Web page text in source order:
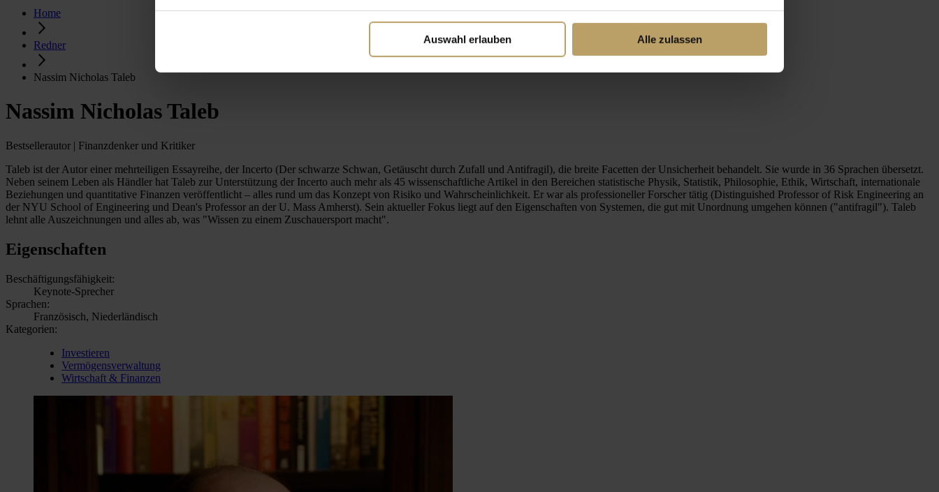
Auswahl erlauben Alle zulassen
Home
Redner
Nassim Nicholas Taleb
Nassim Nicholas Taleb
Bestsellerautor | Finanzdenker und Kritiker
Taleb ist der Autor einer mehrteiligen Essayreihe, der Incerto (Der schwarze Schwan, Getäuscht durch Zufall und Antifragil), die breite Facetten der Unsicherheit behandelt. Sie wurde in 36 Sprachen übersetzt.
Neben seinem Leben als Händler hat Taleb zur Unterstützung der Incerto auch mehr als 45 wissenschaftliche Artikel in den Bereichen statistische Physik, Statistik, Philosophie, Ethik, Wirtschaft, internationale
Beziehungen und quantitative Finanzen veröffentlicht – alles rund um das Konzept von Risiko und Wahrscheinlichkeit. Er war als professioneller Forscher tätig (Distinguished Professor of Risk Engineering an
der NYU School of Engineering und Dean's Professor an der U. Mass Amherst). Sein aktueller Fokus liegt auf den Eigenschaften von Systemen, die gut mit Unordnung umgehen können ("antifragil"). Taleb
lehnt alle Auszeichnungen und alles ab, was "Wissen zu einem Zuschauersport macht".
Eigenschaften
Beschäftigungsfähigkeit:
Keynote-Sprecher
Sprachen:
Französisch, Niederländisch
Kategorien:
Investieren
Vermögensverwaltung
Wirtschaft & Finanzen